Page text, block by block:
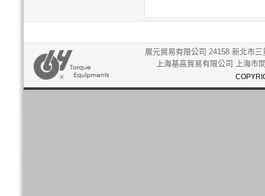
展元貿易有限公司 24158 新北市
上海基高貿易有限公司 上海